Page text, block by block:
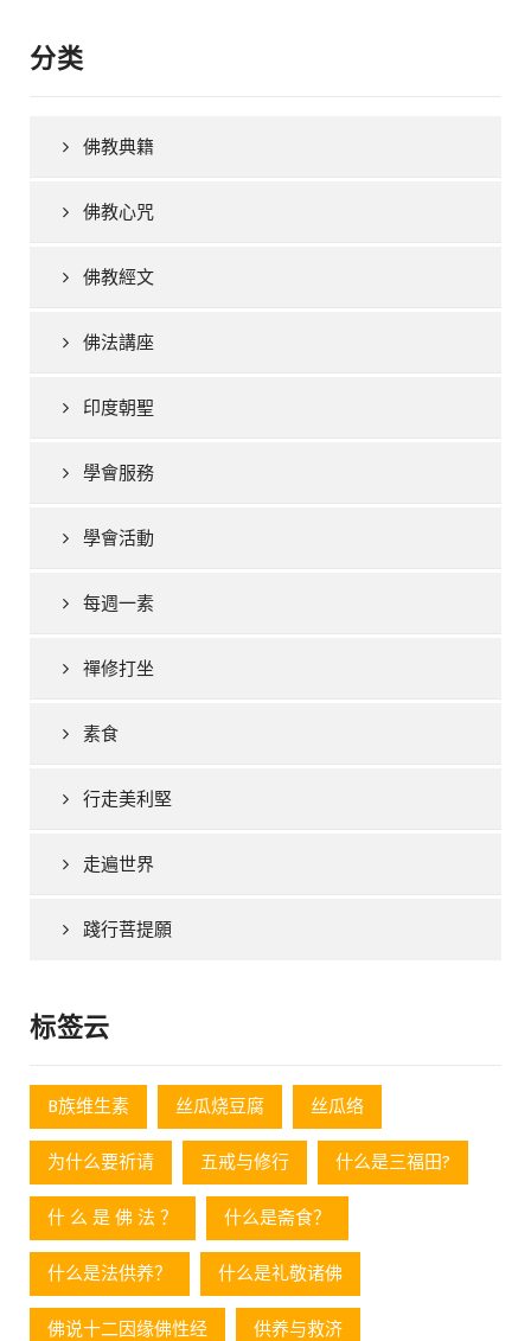
分类
佛教典籍
佛教心咒
佛教經文
佛法講座
印度朝聖
學會服務
學會活動
每週一素
禪修打坐
素食
行走美利堅
走遍世界
踐行菩提願
标签云
B族维生素 丝瓜烧豆腐 丝瓜络
为什么要祈请 五戒与修行 什么是三福田?
什 么 是 佛 法 ？ 什么是斋食？
什么是法供养？ 什么是礼敬诸佛
佛说十二因缘佛性经 供养与救济